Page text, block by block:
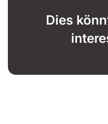
Dies